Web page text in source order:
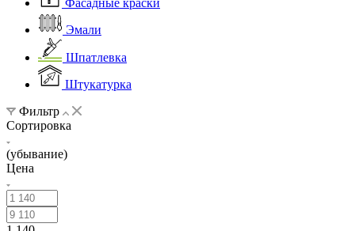
Фасадные краски
Эмали
Шпатлевка
Штукатурка
Фильтр
Сортировка
(убывание)
Цена